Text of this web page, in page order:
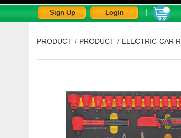
Sign Up Login
PRODUCT / PRODUCT / ELECTRIC CAR